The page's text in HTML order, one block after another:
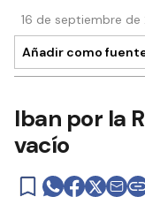
16 de septiembre de
Añadir como
Iban por la
vacío